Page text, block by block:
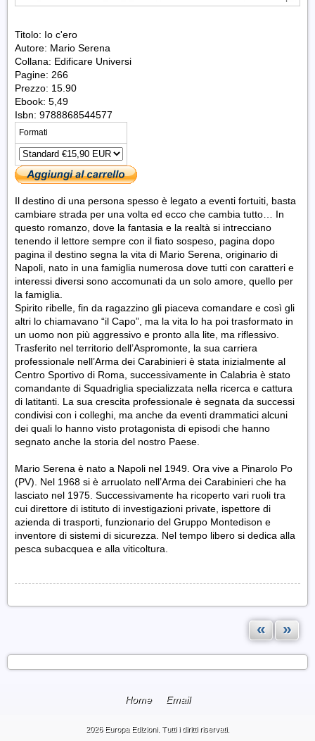
Titolo: Io c'ero
Autore: Mario Serena
Collana: Edificare Universi
Pagine: 266
Prezzo: 15.90
Ebook: 5,49
Isbn: 9788868544577
Formati
Il destino di una persona spesso è legato a eventi fortuiti, basta
cambiare strada per una volta ed ecco che cambia tutto… In
questo romanzo, dove la fantasia e la realtà si intrecciano
tenendo il lettore sempre con il fiato sospeso, pagina dopo
pagina il destino segna la vita di Mario Serena, originario di
Napoli, nato in una famiglia numerosa dove tutti con caratteri e
interessi diversi sono accomunati da un solo amore, quello per
la famiglia.
Spirito ribelle, fin da ragazzino gli piaceva comandare e così gli
altri lo chiamavano “il Capo”, ma la vita lo ha poi trasformato in
un uomo non più aggressivo e pronto alla lite, ma riflessivo.
Trasferito nel territorio dell’Aspromonte, la sua carriera
professionale nell’Arma dei Carabinieri è stata inizialmente al
Centro Sportivo di Roma, successivamente in Calabria è stato
comandante di Squadriglia specializzata nella ricerca e cattura
di latitanti. La sua crescita professionale è segnata da successi
condivisi con i colleghi, ma anche da eventi drammatici alcuni
dei quali lo hanno visto protagonista di episodi che hanno
segnato anche la storia del nostro Paese.
Mario Serena è nato a Napoli nel 1949. Ora vive a Pinarolo Po
(PV). Nel 1968 si è arruolato nell’Arma dei Carabinieri che ha
lasciato nel 1975. Successivamente ha ricoperto vari ruoli tra
cui direttore di istituto di investigazioni private, ispettore di
azienda di trasporti, funzionario del Gruppo Montedison e
inventore di sistemi di sicurezza. Nel tempo libero si dedica alla
pesca subacquea e alla viticoltura.
« »
Home Email
2026 Europa Edizioni. Tutti i diritti riservati.